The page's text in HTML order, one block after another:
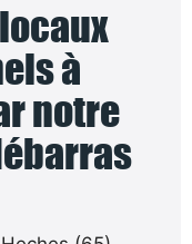
à
notre